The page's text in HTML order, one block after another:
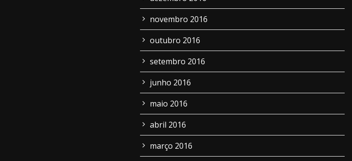
novembro 2016
outubro 2016
setembro 2016
junho 2016
maio 2016
abril 2016
março 2016